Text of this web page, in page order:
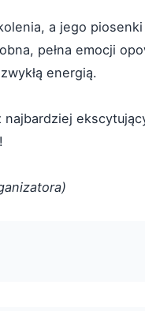
a jego
pełna emocji
energią.
!